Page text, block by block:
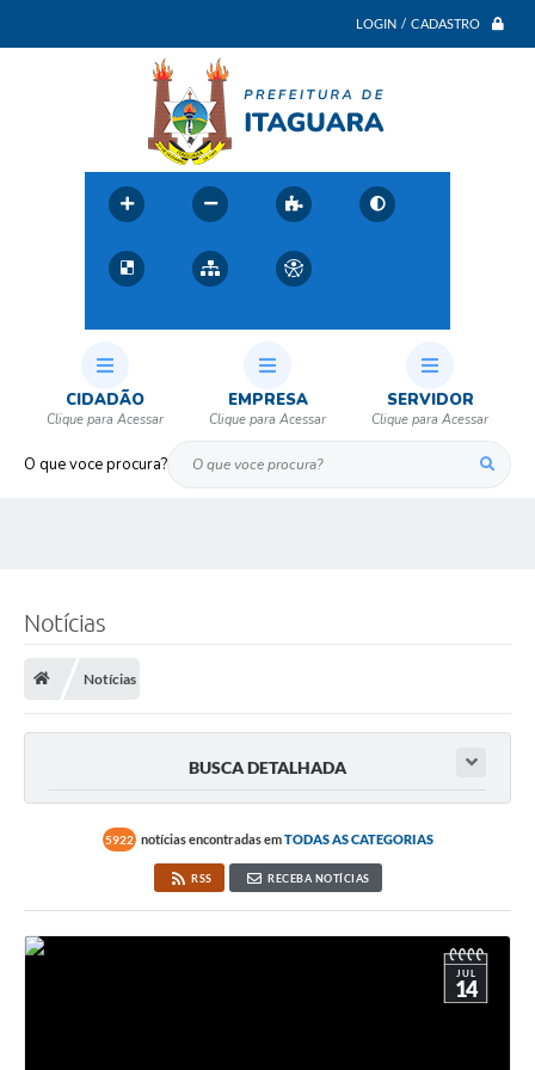
LOGIN / CADASTRO
O que voce procura?
CIDADÃO EMPRESA SERVIDOR
Notícias
Notícias
BUSCA DETALHADA
5922 notícias encontradas emTODAS AS CATEGORIAS
RSS RECEBA NOTÍCIAS
JUL
14